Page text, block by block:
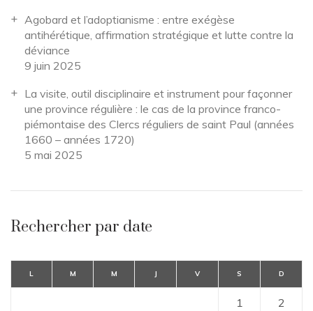
Agobard et l’adoptianisme : entre exégèse
antihérétique, affirmation stratégique et lutte contre la
déviance
9 juin 2025
La visite, outil disciplinaire et instrument pour façonner
une province régulière : le cas de la province franco-
piémontaise des Clercs réguliers de saint Paul (années
1660 – années 1720)
5 mai 2025
Rechercher par date
L M M J V S D
1 2